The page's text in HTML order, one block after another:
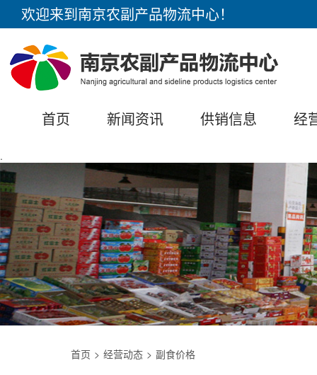
欢迎来到南京农副产品物流中心！
首页 新闻资讯 供销信息 经
.
首页 经营动态 副食价格